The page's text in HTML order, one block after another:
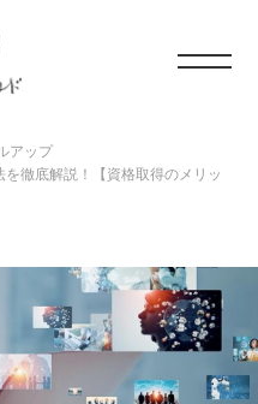
アップ
徹底解説！【資格取得のメリッ